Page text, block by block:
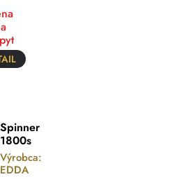
Spinner
1800s
Výrobca:
EDDA